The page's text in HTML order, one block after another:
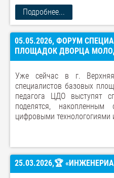
Подробнее...
05.05.2026, ФОРУМ
ПЛОЩАДОК ДВОРЦА
Уже сейчас в г.
специалистов базовых
педагога ЦДО выступят
поделятся,
цифровыми
25.03.2026,🏆